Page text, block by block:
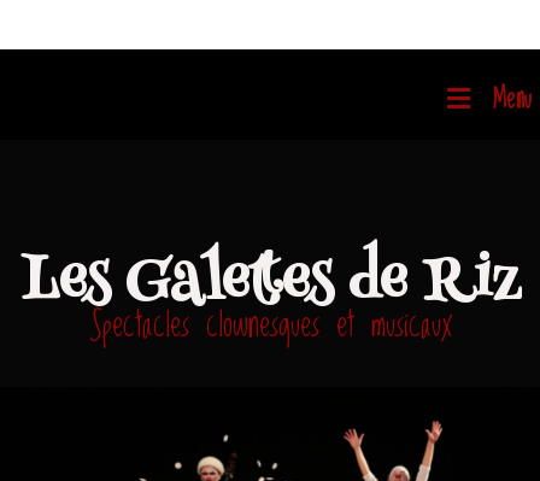
Menu
Les Galettes de Riz
Spectacles clownesques et musicaux